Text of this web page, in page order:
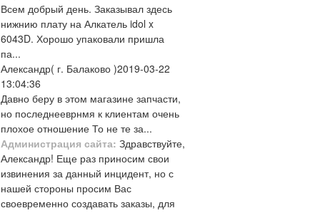
Всем добрый день. Заказывал здесь
нижнию плату на Алкатель idol x
6043D. Хорошо упаковали пришла
па...
Александр( г. Балаково )2019-03-22
13:04:36
Давно беру в этом магазине запчасти,
но последнееврнмя к клиентам очень
плохое отношение То не те за...
Администрация сайта: Здравствуйте,
Александр! Еще раз приносим свои
извинения за данный инцидент, но с
нашей стороны просим Вас
своевременно создавать заказы, для